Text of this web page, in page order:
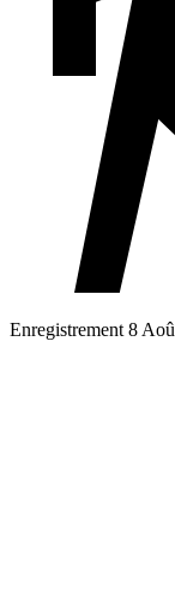
Enregistrement 8 Aoû